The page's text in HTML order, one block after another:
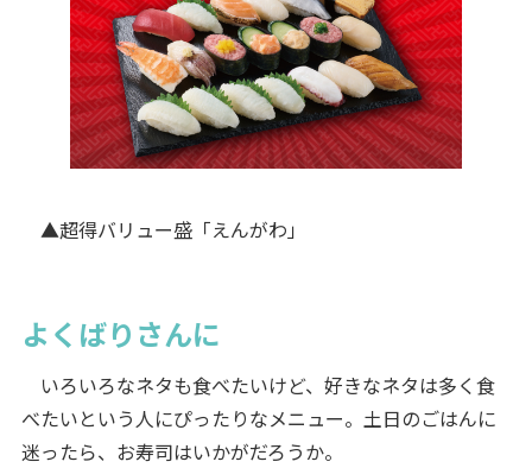
▲超得バリュー盛「えんがわ」
よくばりさんに
いろいろなネタも食べたいけど、好きなネタは多く食
べたいという人にぴったりなメニュー。土日のごはんに
迷ったら、お寿司はいかがだろうか。